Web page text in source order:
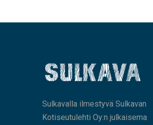
Sulkavalla ilmestyvä Sulkavan
Kotiseutulehti Oy:n julkaisema